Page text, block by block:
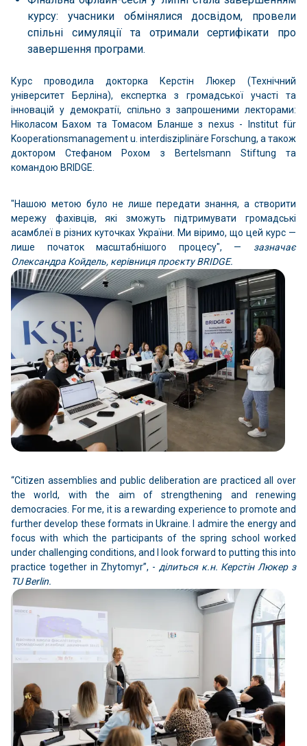
курсу: учасники обмінялися досвідом, провели
спільні симуляції та отримали сертифікати про
завершення програми.
Курс проводила докторка Керстін Люкер (Технічний
університет Берліна), експертка з громадської участі та
інновацій у демократії, спільно з запрошеними лекторами:
Ніколасом Бахом та Томасом Бланше з nexus - Institut für
Kooperationsmanagement u. interdisziplinäre Forschung, а також
доктором Стефаном Рохом з Bertelsmann Stiftung та
командою BRIDGE.
"Нашою метою було не лише передати знання, а створити
мережу фахівців, які зможуть підтримувати громадські
асамблеї в різних куточках України. Ми віримо, що цей курс —
лише початок масштабнішого процесу", — зазначає
Олександра Койдель, керівниця проєкту BRIDGE.
“Citizen assemblies and public deliberation are practiced all over
the world, with the aim of strengthening and renewing
democracies. For me, it is a rewarding experience to promote and
further develop these formats in Ukraine. I admire the energy and
focus with which the participants of the spring school worked
under challenging conditions, and I look forward to putting this into
practice together in Zhytomyr”, - ділиться к.н. Керстін Люкер з
TU Berlin.